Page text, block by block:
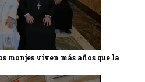
monjes viven más años que la